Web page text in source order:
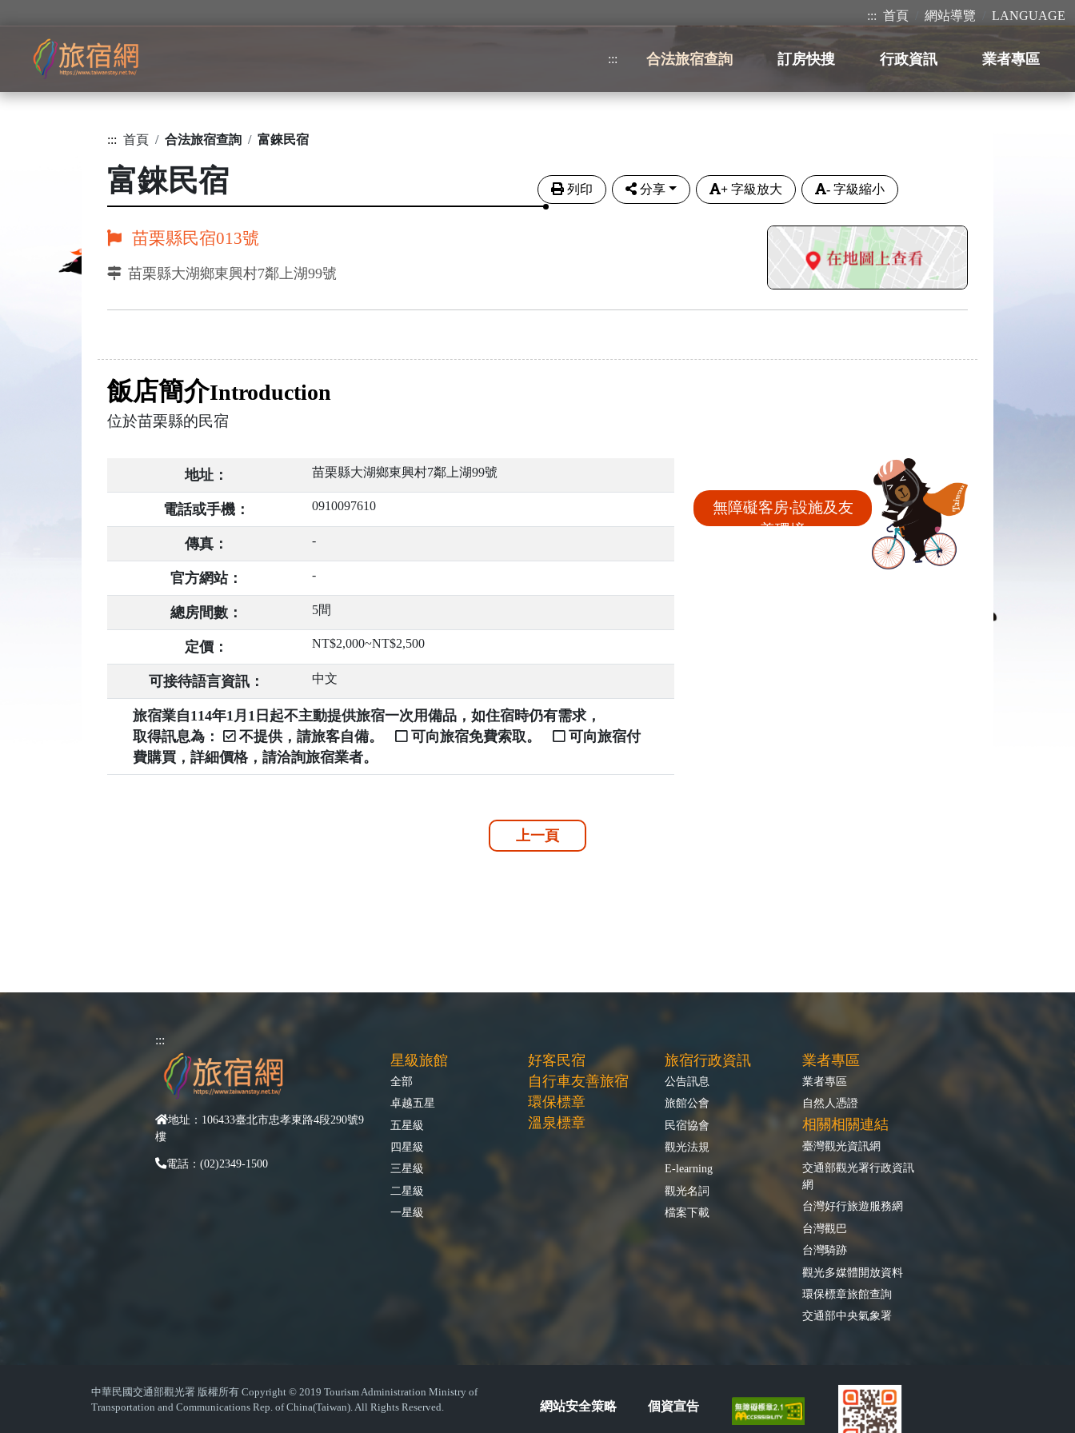
::: 首頁 網站導覽 LANGUAGE
::: 合法旅宿查詢 訂房快搜 行政資訊 業者專區
::: 首頁 合法旅宿查詢 富錸民宿
富錸民宿 列印 分享 + 字級放大 - 字級縮小
苗栗縣民宿013號
苗栗縣大湖鄉東興村7鄰上湖99號
飯店簡介Introduction
位於苗栗縣的民宿
地址： 苗栗縣大湖鄉東興村7鄰上湖99號
電話或手機： 0910097610
傳真： -
官方網站： -
總房間數： 5間
定價： NT$2,000~NT$2,500
可接待語言資訊： 中文
旅宿業自114年1月1日起不主動提供旅宿一次用備品，如住宿時仍有需求，
取得訊息為：
不提供，請旅客自備。 可向旅宿免費索取。
可向旅宿付
費購買，詳細價格，請洽詢旅宿業者。
無障礙客房‧設施及友
善環境
上一頁
:::
地址：106433臺北市忠孝東路4段290號9
樓
電話：(02)2349-1500
星級旅館
全部
卓越五星
五星級
四星級
三星級
二星級
一星級
好客民宿
自行車友善旅宿
環保標章
溫泉標章
旅宿行政資訊
公告訊息
旅館公會
民宿協會
觀光法規
E-learning
觀光名詞
檔案下載
業者專區
業者專區
自然人憑證
相關相關連結
臺灣觀光資訊網
交通部觀光署行政資訊
網
台灣好行旅遊服務網
台灣觀巴
台灣騎跡
觀光多媒體開放資料
環保標章旅館查詢
交通部中央氣象署
中華民國交通部觀光署 版權所有 Copyright © 2019 Tourism Administration Ministry of
Transportation and Communications Rep. of China(Taiwan). All Rights Reserved.
網站安全策略 個資宣告